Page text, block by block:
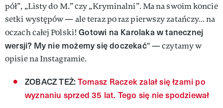
pół”, „Listy do M.” czy „Kryminalni”. Ma na swoim koncie
setki występów — ale teraz po raz pierwszy zatańczy… na
oczach całej Polski!Gotowi na Karolaka w tanecznej
wersji? My nie możemy się doczekać" — czytamy w
opisie na Instagramie.
ZOBACZ TEŻ:Tomasz Raczek zalał się łzami po
wyznaniu sprzed 35 lat. Tego się nie spodziewał